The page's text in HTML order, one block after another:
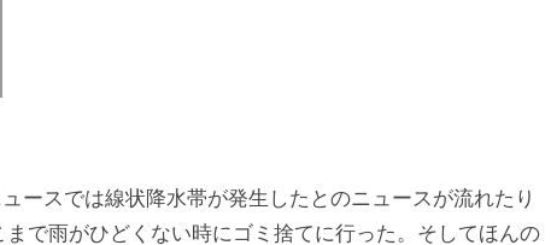
ースでは線状降水帯が発生したとのニュースが流れたり
まで雨がひどくない時にゴミ捨てに行った。そしてほんの